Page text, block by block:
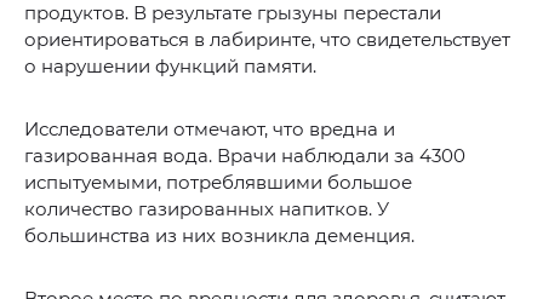
продуктов. В результате грызуны перестали
ориентироваться в лабиринте, что свидетельствует
о нарушении функций памяти.
Исследователи отмечают, что вредна и
газированная вода. Врачи наблюдали за 4300
испытуемыми, потреблявшими большое
количество газированных напитков. У
большинства из них возникла деменция.